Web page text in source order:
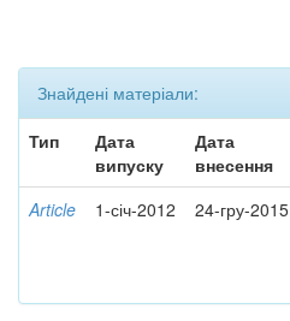
Знайдені матеріали:
Тип
Дата
випуску
Дата
внесення
Article 1-січ-2012 24-гру-2015